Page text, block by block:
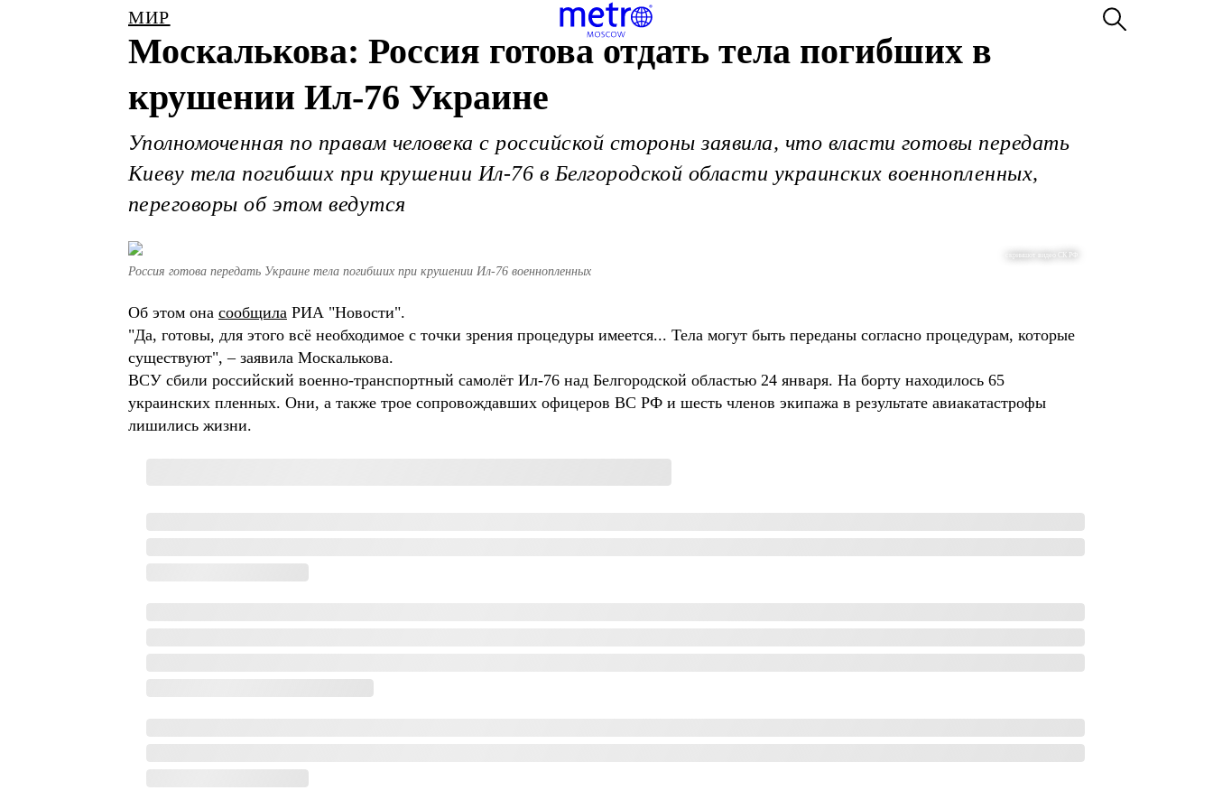
МИР
Москалькова: Россия готова отдать тела погибших в
крушении Ил-76 Украине
Уполномоченная по правам человека с российской стороны заявила, что власти готовы передать
Киеву тела погибших при крушении Ил-76 в Белгородской области украинских военнопленных,
переговоры об этом ведутся
скриншот видео СК РФ
Россия готова передать Украине тела погибших при крушении Ил-76 военнопленных
Об этом она сообщила РИА "Новости".
"Да, готовы, для этого всё необходимое с точки зрения процедуры имеется... Тела могут быть переданы согласно процедурам, которые
существуют", – заявила Москалькова.
ВСУ сбили российский военно-транспортный самолёт Ил-76 над Белгородской областью 24 января. На борту находилось 65
украинских пленных. Они, а также трое сопровождавших офицеров ВС РФ и шесть членов экипажа в результате авиакатастрофы
лишились жизни.